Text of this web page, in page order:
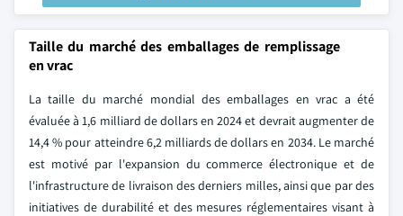
Taille du marché des emballages de remplissage
en vrac
La taille du marché mondial des emballages en vrac a été
évaluée à 1,6 milliard de dollars en 2024 et devrait augmenter de
14,4 % pour atteindre 6,2 milliards de dollars en 2034. Le marché
est motivé par l'expansion du commerce électronique et de
l'infrastructure de livraison des derniers milles, ainsi que par des
initiatives de durabilité et des mesures réglementaires visant à